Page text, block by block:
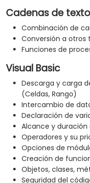
Cadenas de
Combinación de
Conversión a
Funciones de
Visual Basic
Descarga y carga
(Celdas, Rango)
Intercambio de
Declaración de
Alcance y duración
Operadores y su
Opciones de
Creación de
Objetos, clases,
Seguridad del